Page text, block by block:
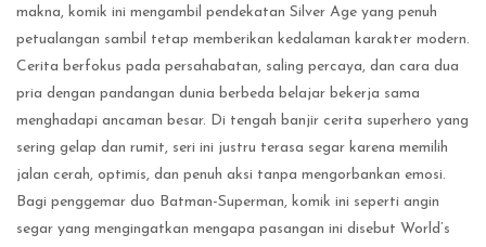
makna, komik ini mengambil pendekatan Silver Age yang penuh
petualangan sambil tetap memberikan kedalaman karakter modern.
Cerita berfokus pada persahabatan, saling percaya, dan cara dua
pria dengan pandangan dunia berbeda belajar bekerja sama
menghadapi ancaman besar. Di tengah banjir cerita superhero yang
sering gelap dan rumit, seri ini justru terasa segar karena memilih
jalan cerah, optimis, dan penuh aksi tanpa mengorbankan emosi.
Bagi penggemar duo Batman-Superman, komik ini seperti angin
segar yang mengingatkan mengapa pasangan ini disebut World’s